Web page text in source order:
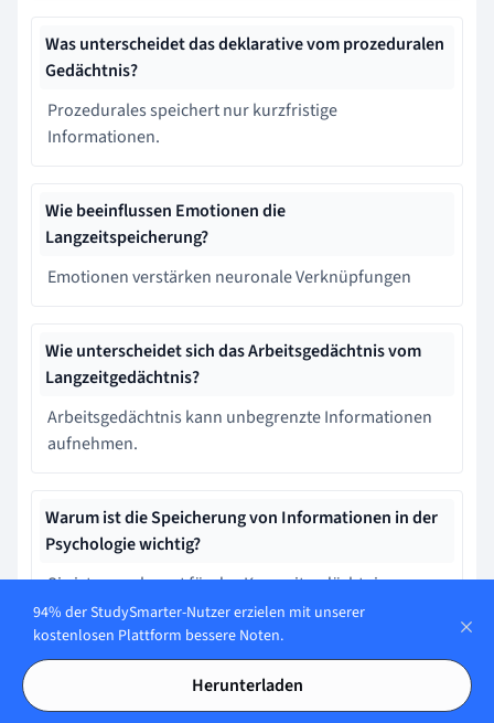
Was unterscheidet das deklarative vom prozeduralen
Gedächtnis?
Prozedurales speichert nur kurzfristige
Informationen.
Wie beeinflussen Emotionen die
Langzeitspeicherung?
Emotionen verstärken neuronale Verknüpfungen
Wie unterscheidet sich das Arbeitsgedächtnis vom
Langzeitgedächtnis?
Arbeitsgedächtnis kann unbegrenzte Informationen
aufnehmen.
Warum ist die Speicherung von Informationen in der
Psychologie wichtig?
Sie ist nur relevant für das Kurzzeitgedächtnis.
Lerne schneller mit den 12
Karteikarten zu Speicherung
94% der StudySmarter-Nutzer erzielen mit unserer
kostenlosen Plattform bessere Noten.
Herunterladen